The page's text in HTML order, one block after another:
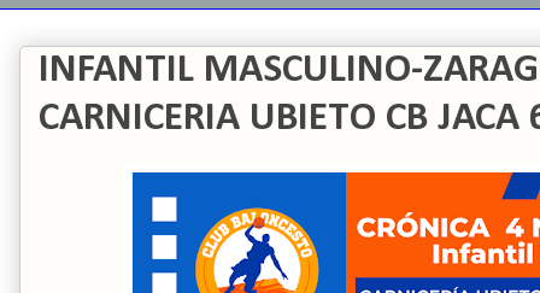
INFANTIL MASCULINO-
CARNICERIA UBIETO CB